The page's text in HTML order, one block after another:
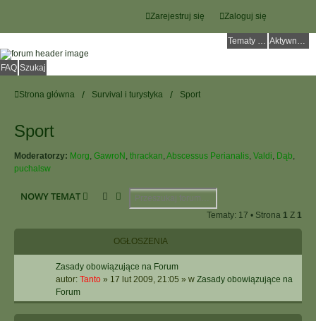
Zaloguj się
Zarejestruj się
Tematy bez odpowiedzi Aktywne tematy
FAQ Szukaj
Strona główna Survival i turystyka Sport
Sport
Moderatorzy: Morg, GawroN , thrackan, Abscessus Perianalis, Valdi, Dąb,
puchalsw
NOWY TEMAT SzukajWyszukiwanie Zaawansowane
Tematy: 17 • Strona 1 Z 1
OGŁOSZENIA
Zasady obowiązujące na Forum
autor: Tanto » 17 lut 2009, 21:05 » w Zasady obowiązujące na
Forum